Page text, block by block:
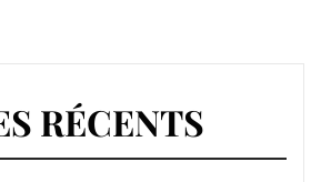
RÉCENTS